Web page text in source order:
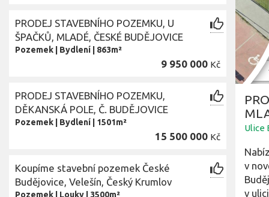
PRODEJ STAVEBNÍHO POZEMKU, U
ŠPAČKŮ, MLADÉ, ČESKÉ BUDĚJOVICE
Pozemek Bydlení 863m²
9 950 000 Kč
PRODEJ STAVEBNÍHO POZEMKU,
DĚKANSKÁ POLE, Č. BUDĚJOVICE
Pozemek Bydlení 1501m²
15 500 000 Kč
Koupíme stavební pozemek České
Budějovice, Velešín, Český Krumlov
Pozemek Louky 3500m²
Ulice
v
v